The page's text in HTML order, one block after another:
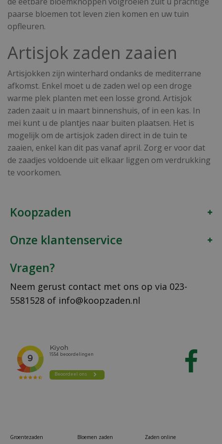
paarse bloemen tot leven zien komen en uw tuin
opfleuren.
Artisjok zaden zaaien
Artisjokken zijn winterhard ondanks de mediterrane
afkomst. Enkel moet u de zaden wel op een droge
warme plek planten met een losse grond. Artisjok
zaden zaait u in maart binnenshuis, of in een kas. In
mei kunt u de plantjes naar buiten plaatsen. Het is
mogelijk om de artisjok zaden direct in de tuin te
zaaien, enkel kan dit pas vanaf april. Zorg er voor dat
de zaadjes voldoende uit elkaar liggen om verdrukking
te voorkomen.
Koopzaden
Onze klantenservice
Vragen?
Neem gerust contact met ons op via 023-
5581528 of info@koopzaden.nl
Groentezaden
Bloemen zaden
Zaden online